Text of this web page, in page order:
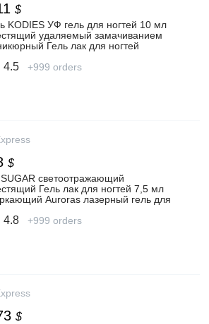
$
KODIES УФ гель для ногтей 10 мл
удаляемый замачиванием
Гель лак для ногтей
реслин|Гель для
4.5 +999 orders
$
светоотражающий
Гель лак для ногтей 7,5 мл
Auroras лазерный гель для
верхний базовый слой|
4.8 +999 orders
$